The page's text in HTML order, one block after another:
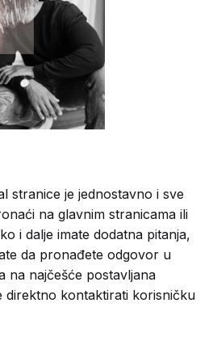
stranice je jednostavno i sve
na glavnim stranicama ili
i dalje imate dodatna pitanja,
da pronađete odgovor u
na najčešće postavljana
direktno kontaktirati korisničku